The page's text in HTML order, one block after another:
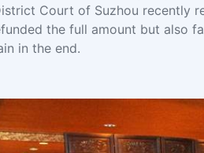
Court of Suzhou
the full amount but also
in the end.